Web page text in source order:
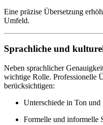
Eine präzise Übersetzung
Umfeld.
Sprachliche und
Neben sprachlicher
wichtige Rolle. Professionelle
berücksichtigen:
Unterschiede in Ton und
Formelle und informelle